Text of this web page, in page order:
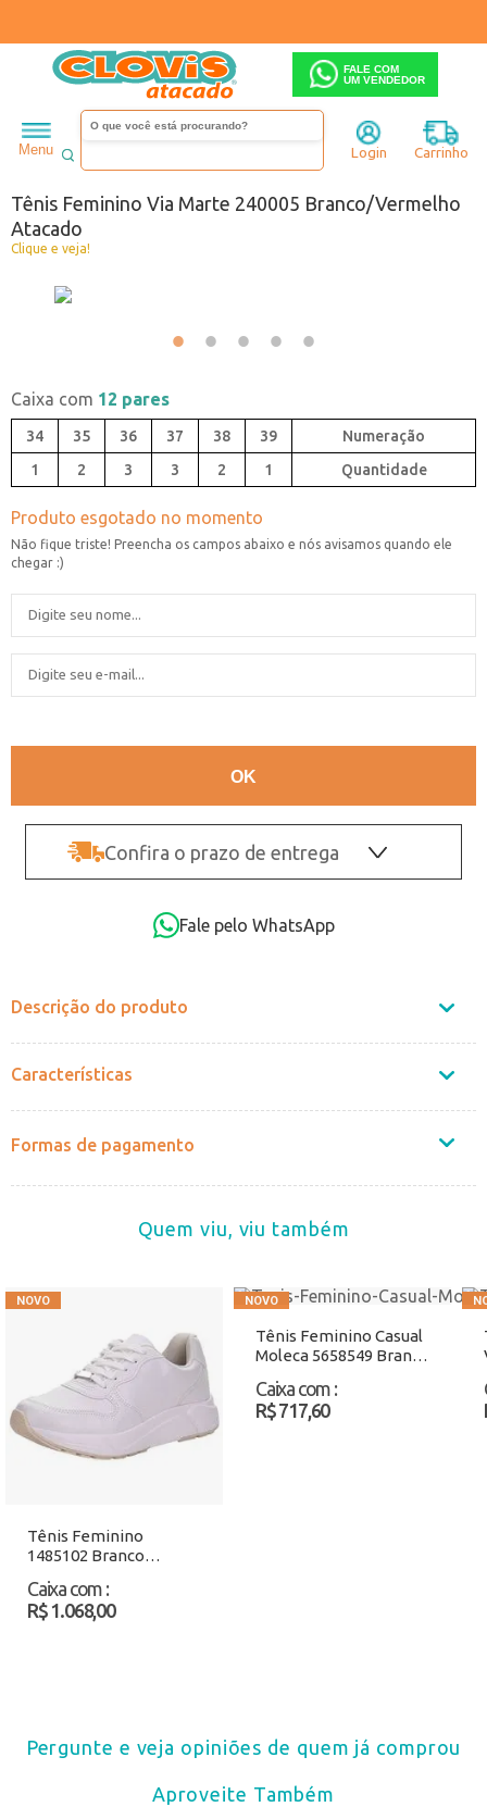
FALE COM
UM VENDEDOR
Menu Login Carrinho
Feminino Tênis
Tênis Feminino Via Marte 240005 Branco/Vermelho
Atacado
Clique e veja!
Caixa com 12 pares
34 35 36 37 38
39
1
2 3 3 2 1 Quantidade
Confira o prazo de entrega
Fale pelo WhatsApp
Descrição do produto
Características
Formas de pagamento
Quem viu, viu também
Tênis Feminino
1485102 Branco
Caixa com :
R$ 1.068,00
Tênis Feminino Casual
Moleca 5658549 Branco
Caixa com :
R$ 717,60
Pergunte e veja opiniões de quem já comprou
Aproveite Também